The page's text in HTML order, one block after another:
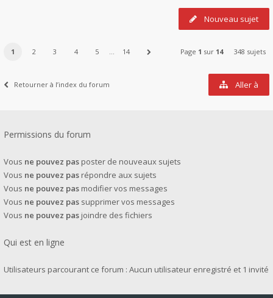
Nouveau sujet
1 2 3 4 5 … 14 Page 1 sur 14 348 sujets
Retourner à l’index du forum Aller à
Permissions du forum
Vous ne pouvez pas poster de nouveaux sujets
Vous ne pouvez pas répondre aux sujets
Vous ne pouvez pas modifier vos messages
Vous ne pouvez pas supprimer vos messages
Vous ne pouvez pas joindre des fichiers
Qui est en ligne
Utilisateurs parcourant ce forum : Aucun utilisateur enregistré et 1 invité